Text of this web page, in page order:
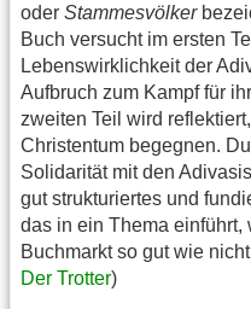
oder Stammesvölker
Buch versucht im ersten
Lebenswirklichkeit der
Aufbruch zum Kampf für
zweiten Teil wird
Christentum begegnen.
Solidarität mit den
gut strukturiertes und
das in ein Thema einführt,
Buchmarkt so gut wie
Der Trotter)